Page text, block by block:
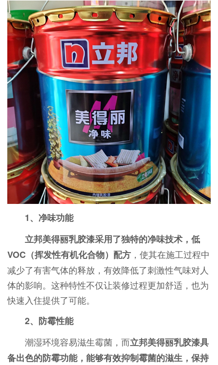
1、净味功能
立邦美得丽乳胶漆采用了独特的净味技术，低
VOC（挥发性有机化合物）配方，使其在施工过程中
减少了有害气体的释放，有效降低了刺激性气味对人
体的影响。这种特性不仅让装修过程更加舒适，也为
快速入住提供了可能。
2、防霉性能
潮湿环境容易滋生霉菌，而立邦美得丽乳胶漆具
备出色的防霉功能，能够有效抑制霉菌的滋生，保持